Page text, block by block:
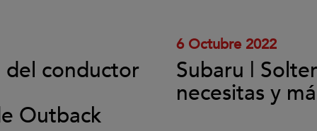
del conductor
Outback
6 Octubre 2022
Subaru |
necesitas y